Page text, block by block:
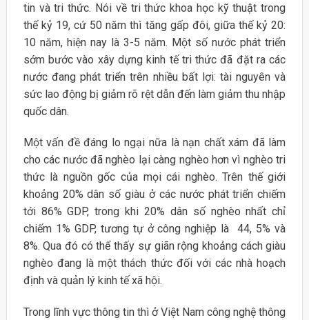
tin và tri thức. Nói về tri thức khoa học kỹ thuật trong
thế kỷ 19, cứ 50 năm thì tăng gấp đôi, giữa thế kỷ 20:
10 năm, hiện nay là 3-5 năm. Một số nước phát triển
sớm bước vào xây dựng kinh tế tri thức đã đặt ra các
nước đang phát triển trên nhiều bất lợi: tài nguyên và
sức lao động bị giảm rõ rệt dẫn đến làm giảm thu nhập
quốc dân.
Một vấn đề đáng lo ngại nữa là nạn chất xám đã làm
cho các nước đã nghèo lại càng nghèo hơn vì nghèo tri
thức là nguồn gốc của mọi cái nghèo. Trên thế giới
khoảng 20% dân số giàu ở các nước phát triển chiếm
tới 86% GDP, trong khi 20% dân số nghèo nhất chỉ
chiếm 1% GDP, tương tự ở công nghiệp là 44, 5% và
8%. Qua đó có thể thấy sự giãn rộng khoảng cách giàu
nghèo đang là một thách thức đối với các nhà hoạch
định và quản lý kinh tế xã hội.
Trong lĩnh vực thông tin thì ở Việt Nam công nghệ thông